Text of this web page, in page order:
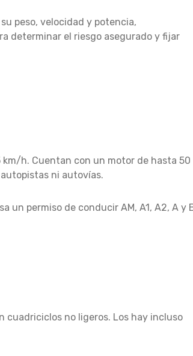
peso, velocidad y potencia,
determinar el riesgo asegurado y fijar
km/h. Cuentan con un motor de hasta 50
ni autovías.
un permiso de conducir AM, A1, A2, A y
cuadriciclos no ligeros. Los hay incluso